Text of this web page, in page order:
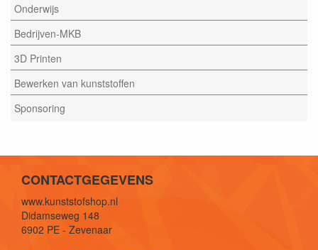
Onderwijs
Bedrijven-MKB
3D Printen
Bewerken van kunststoffen
Sponsoring
CONTACTGEGEVENS
www.kunststofshop.nl
Didamseweg 148
6902 PE - Zevenaar